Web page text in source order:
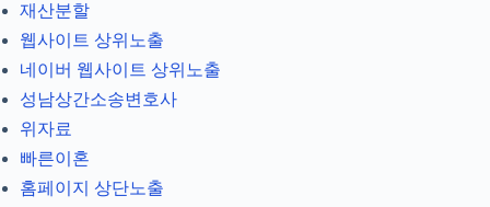
재산분할
웹사이트 상위노출
네이버 웹사이트 상위노출
성남상간소송변호사
위자료
빠른이혼
홈페이지 상단노출